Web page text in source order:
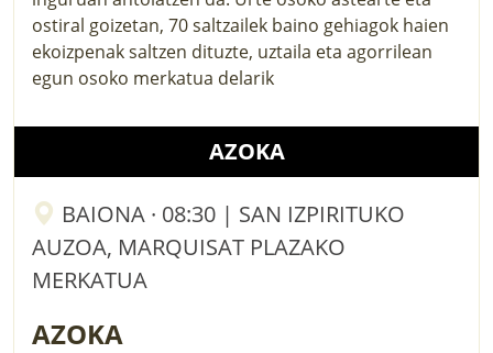
ostiral goizetan, 70 saltzailek baino gehiagok haien
ekoizpenak saltzen dituzte, uztaila eta agorrilean
egun osoko merkatua delarik
AZOKA
BAIONA · 08:30 | SAN IZPIRITUKO
AUZOA, MARQUISAT PLAZAKO
MERKATUA
AZOKA